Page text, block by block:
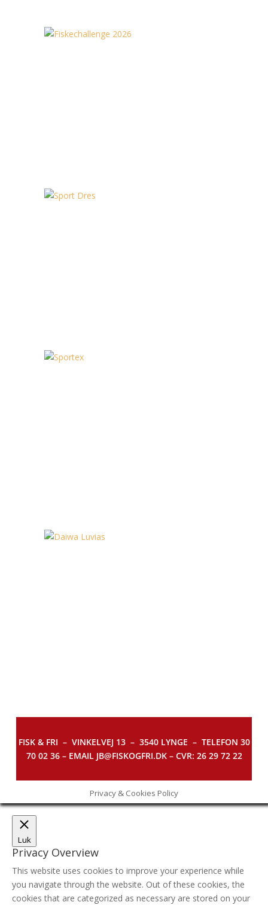
FISK & FRI – VINKELVEJ 13 – 3540 LYNGE – TELEFON 30
70 02 36 – EMAIL JB@FISKOGFRI.DK – CVR: 26 29 72 22
Privacy & Cookies Policy
Luk
Privacy Overview
This website uses cookies to improve your experience while
you navigate through the website. Out of these cookies, the
cookies that are categorized as necessary are stored on your